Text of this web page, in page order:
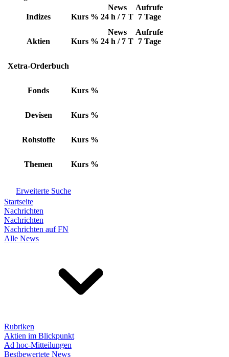
Indizes Kurs %
News
24 h / 7 T
Aufrufe
7 Tage
Aktien Kurs %
News
24 h / 7 T
Aufrufe
7 Tage
Xetra-Orderbuch
Fonds Kurs %
Devisen Kurs %
Rohstoffe Kurs %
Themen Kurs %
Erweiterte Suche
Startseite
Nachrichten
Nachrichten
Nachrichten auf FN
Alle News
Rubriken
Aktien im Blickpunkt
Ad hoc-Mitteilungen
Bestbewertete News